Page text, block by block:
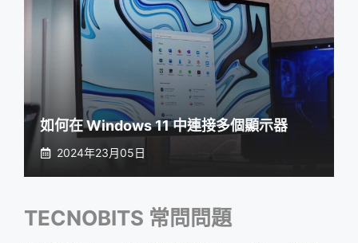
如何在 Windows 11 中連接多個顯示器
2024年23月05日
TECNOBITS 常問問題